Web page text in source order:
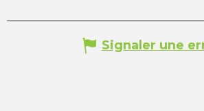
Signaler une